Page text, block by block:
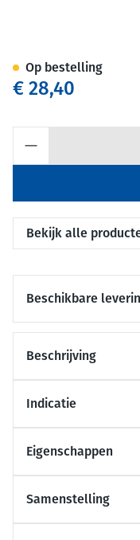
€ 28,40
Op bestelling
Bekijk alle
Beschikbare
Beschrijving
Indicatie
Eigenschappen
Samenstelling